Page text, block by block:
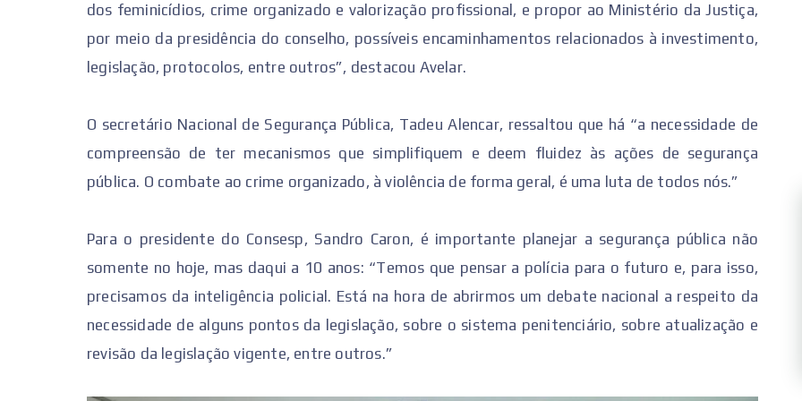
dos feminicídios, crime organizado e valorização profissional, e propor ao Ministério da Justiça,
por meio da presidência do conselho, possíveis encaminhamentos relacionados à investimento,
legislação, protocolos, entre outros”, destacou Avelar.
O secretário Nacional de Segurança Pública, Tadeu Alencar, ressaltou que há “a necessidade de
compreensão de ter mecanismos que simplifiquem e deem fluidez às ações de segurança
pública. O combate ao crime organizado, à violência de forma geral, é uma luta de todos nós.”
Para o presidente do Consesp, Sandro Caron, é importante planejar a segurança pública não
somente no hoje, mas daqui a 10 anos: “Temos que pensar a polícia para o futuro e, para isso,
precisamos da inteligência policial. Está na hora de abrirmos um debate nacional a respeito da
necessidade de alguns pontos da legislação, sobre o sistema penitenciário, sobre atualização e
revisão da legislação vigente, entre outros.”